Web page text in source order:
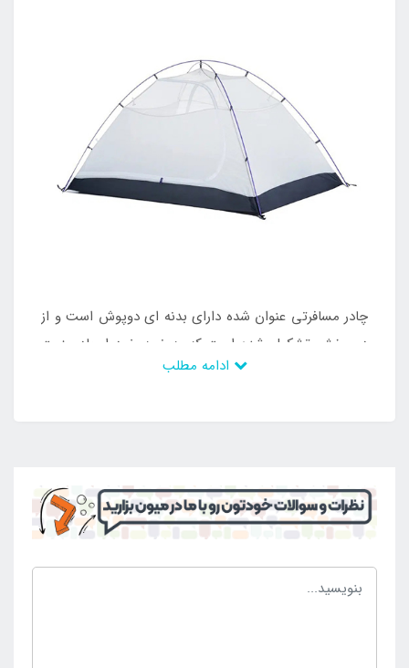
چادر مسافرتی عنوان شده دارای بدنه ای دوپوش است و از
دو بخش تشکیل شده است که به نوبه خود ایجاد مزیت
های زیاد می کند و می توان در بستری ایمن و استاندارد از
را ایجاد می سازد. این محصول دارای ابعاد جادار است و در
داخل ان کیسه برای به همراه داشتن وسایل ضروری نیز
وجود دارد. همچنین می توان آن را به صورت تاشو و کم جا
در داخل ساک حمل قرار داد تا به راحتی حمل و جا به جا
کرد و توانست بهترین موقعیت و شرایط را تجربه نمود.